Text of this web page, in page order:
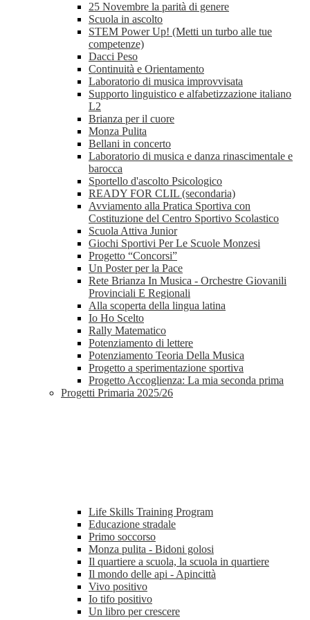
25 Novembre la parità di genere
Scuola in ascolto
STEM Power Up! (Metti un turbo alle tue
competenze)
Dacci Peso
Continuità e Orientamento
Laboratorio di musica improvvisata
Supporto linguistico e alfabetizzazione italiano
L2
Brianza per il cuore
Monza Pulita
Bellani in concerto
Laboratorio di musica e danza rinascimentale e
barocca
Sportello d'ascolto Psicologico
READY FOR CLIL (secondaria)
Avviamento alla Pratica Sportiva con
Costituzione del Centro Sportivo Scolastico
Scuola Attiva Junior
Giochi Sportivi Per Le Scuole Monzesi
Progetto “Concorsi”
Un Poster per la Pace
Rete Brianza In Musica - Orchestre Giovanili
Provinciali E Regionali
Alla scoperta della lingua latina
Io Ho Scelto
Rally Matematico
Potenziamento di lettere
Potenziamento Teoria Della Musica
Progetto a sperimentazione sportiva
Progetto Accoglienza: La mia seconda prima
Progetti Primaria 2025/26
Life Skills Training Program
Educazione stradale
Primo soccorso
Monza pulita - Bidoni golosi
Il quartiere a scuola, la scuola in quartiere
Il mondo delle api - Apincittà
Vivo positivo
Io tifo positivo
Un libro per crescere